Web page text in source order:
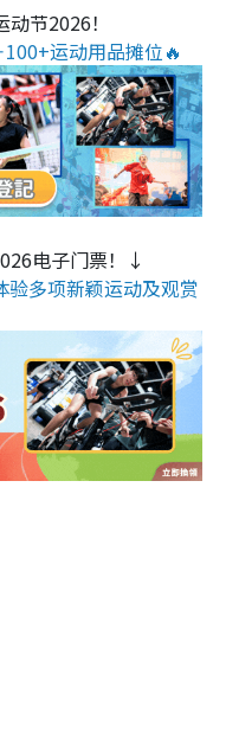
节2026！
运动用品摊位🔥
电子门票！↓
多项新颖运动及观赏